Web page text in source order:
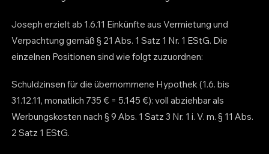
Joseph erzielt ab 1.6.11 Einkünfte aus Vermietung und
Verpachtung gemäß § 21 Abs. 1 Satz 1 Nr. 1 EStG. Die
einzelnen Positionen sind wie folgt zuzuordnen:
Schuldzinsen für die übernommene Hypothek (1.6. bis
31.12.11, monatlich 735 € = 5.145 €): voll abziehbar als
Werbungskosten nach § 9 Abs. 1 Satz 3 Nr. 1 i. V. m. § 11 Abs.
2 Satz 1 EStG.